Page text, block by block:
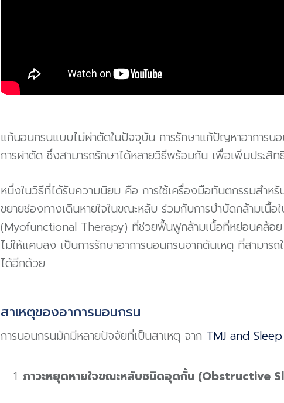
แก้นอนกรนแบบไม่ผ่าตัดในปัจจุบัน การรักษาแก้ปัญหาอาการน
การผ่าตัด ซึ่งสามารถรักษาได้หลายวิธีพร้อมกัน เพื่อเพิ่มประสิ
หนึ่งในวิธีที่ได้รับความนิยม คือ การใช้เครื่องมือทันตกรรมสำ
ขยายช่องทางเดินหายใจในขณะหลับ ร่วมกับการบำบัดกล้ามเนื้อ
(Myofunctional Therapy) ที่ช่วยฟื้นฟูกล้ามเนื้อที่หย่อนคล้อย
ไม่ให้แคบลง เป็นการรักษาอาการนอนกรนจากต้นเหตุ ที่สามาร
ได้อีกด้วย
สาเหตุของอาการนอนกรน
การนอนกรนมักมีหลายปัจจัยที่เป็นสาเหตุ จาก TMJ and
ภาวะหยุดหายใจขณะหลับชนิดอุดกั้น (Obstructive